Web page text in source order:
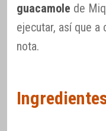
guacamole de
ejecutar, así que a
nota.